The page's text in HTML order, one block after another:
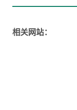
相关网站：